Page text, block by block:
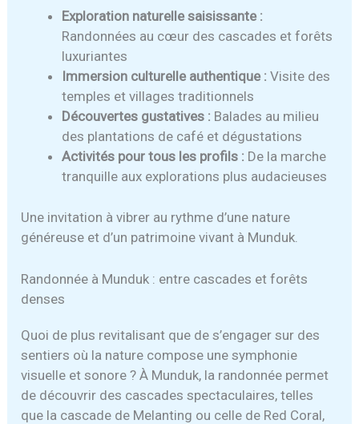
Exploration naturelle saisissante :
Randonnées au cœur des cascades et forêts
luxuriantes
Immersion culturelle authentique : Visite des
temples et villages traditionnels
Découvertes gustatives : Balades au milieu
des plantations de café et dégustations
Activités pour tous les profils : De la marche
tranquille aux explorations plus audacieuses
Une invitation à vibrer au rythme d’une nature
généreuse et d’un patrimoine vivant à Munduk.
Randonnée à Munduk : entre cascades et forêts
denses
Quoi de plus revitalisant que de s’engager sur des
sentiers où la nature compose une symphonie
visuelle et sonore ? À Munduk, la randonnée permet
de découvrir des cascades spectaculaires, telles
que la cascade de Melanting ou celle de Red Coral,